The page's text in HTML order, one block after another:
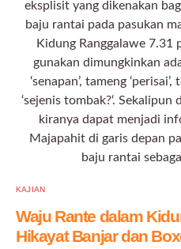
KAJIAN
Waju Rante dalam
Hikayat Banjar dan